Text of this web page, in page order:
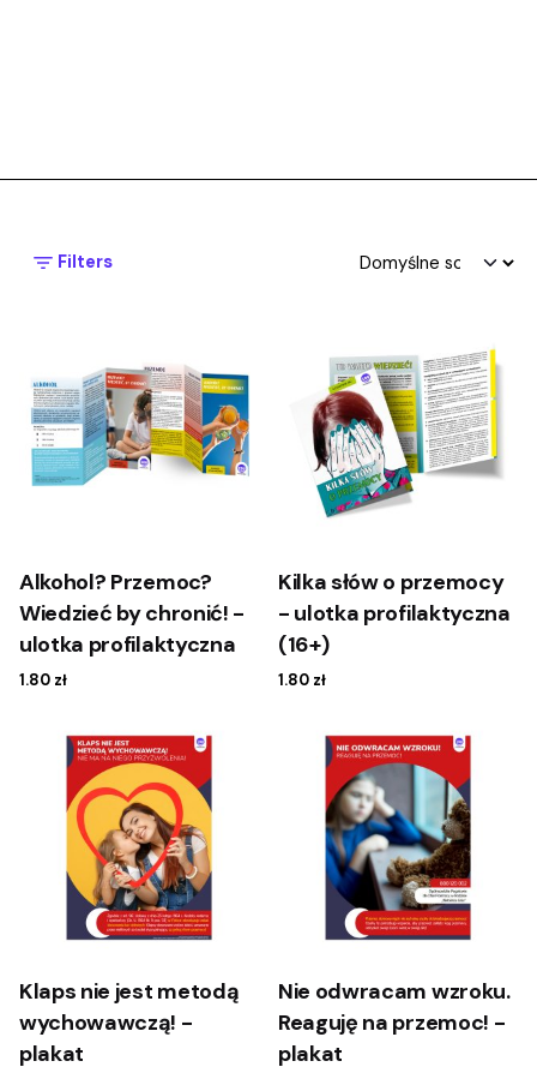
Filters
Alkohol? Przemoc?
Wiedzieć by chronić! -
ulotka profilaktyczna
1.80 zł
Kilka słów o przemocy
- ulotka profilaktyczna
(16+)
1.80 zł
Klaps nie jest metodą
wychowawczą! -
plakat
Nie odwracam wzroku.
Reaguję na przemoc! -
plakat